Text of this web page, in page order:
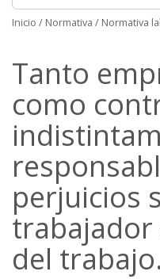
Inicio / Normativa / Normativa
Tanto
como
perjuicios
trabajador
del trabajo.